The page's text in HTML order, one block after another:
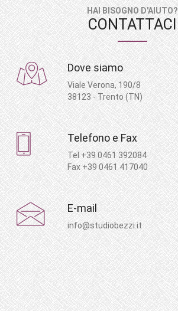
HAI BISOGNO D'AIUTO?
CONTATTACI
Dove siamo
Viale Verona, 190/8
38123 - Trento (TN)
Telefono e Fax
Tel +39 0461 392084
Fax +39 0461 417040
E-mail
info@studiobezzi.it